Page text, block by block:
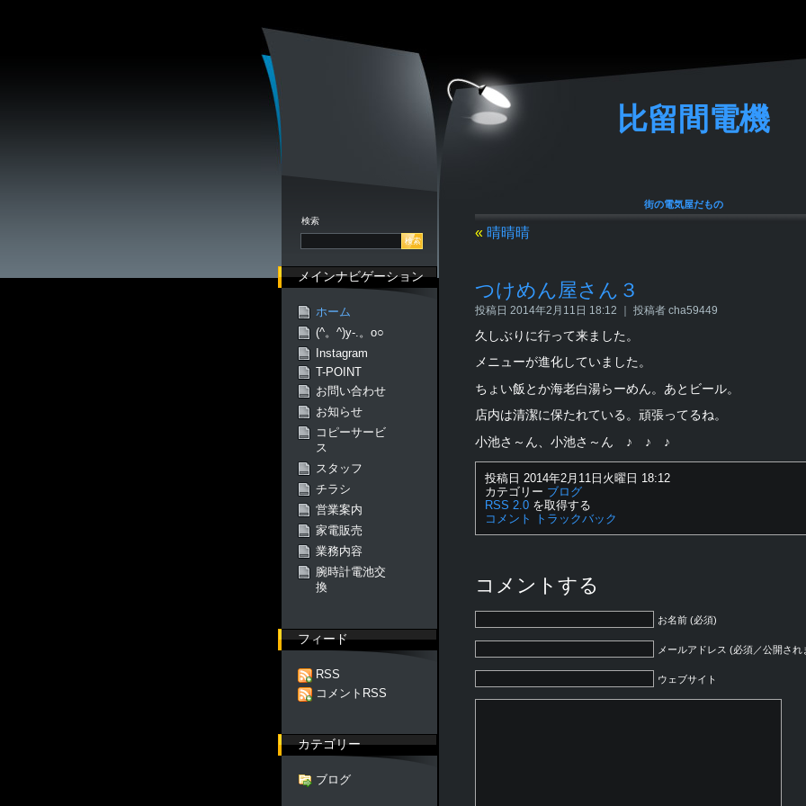
比留間電機
街の電気屋だもの
« 晴晴晴
つけめん屋さん３
投稿日 2014年2月11日 18:12 ｜ 投稿者 cha59449
久しぶりに行って来ました。
メニューが進化していました。
ちょい飯とか海老白湯らーめん。あとビール。
店内は清潔に保たれている。頑張ってるね。
小池さ～ん、小池さ～ん ♪ ♪ ♪
投稿日 2014年2月11日火曜日 18:12
カテゴリー ブログ
RSS 2.0 を取得する
コメント
トラックバック
コメントする
お名前 (必須)
メールアドレス (必須／公開され
ウェブサイト
検索
メインナビゲーション
ホーム
(^。^)y-.。o○
Instagram
T-POINT
お問い合わせ
お知らせ
コピーサービ
ス
スタッフ
チラシ
営業案内
家電販売
業務内容
腕時計電池交
換
フィード
RSS
コメントRSS
カテゴリー
ブログ